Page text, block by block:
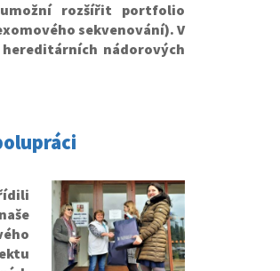
umožní rozšířit portfolio
sekvenování). V
nádorových